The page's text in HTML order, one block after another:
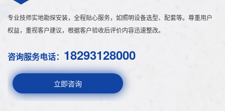
专业技师实地勘探安装，全程贴心服务，如照明设备选型、配套等。尊重用户
权益，重视客户建议，根据客户验收后评价内容迅速整改。
咨询服务电话： 18293128000
立即咨询
科学维护让太阳能LED路灯使用寿命突破15年
流照明方案。许多项目面临使用寿命不达标的困扰，实
寿命可从...
在兰州"两山夹一河"的特殊地貌中，传统路灯系统面临
能耗高、维护难、响应慢三大痛点。兰州智慧路灯通过